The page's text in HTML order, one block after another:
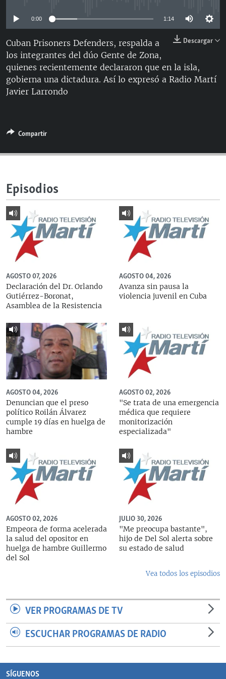
ESPECIALES
ESPECIALES
LA REALIDAD DE LA VIVIENDA EN CUBA
SER VIEJO EN CUBA
DESINFORMACIÓN RUSA EN AMÉRICA LATINA
LA INVASIÓN DE RUSIA A UCRANIA
MULTIMEDIA
EDITORIALES
SÍGUENOS
0:00 1:14
Descargar
Cuban Prisoners Defenders, respalda a
los integrantes del dúo Gente de Zona,
quienes recientemente declararon que en la isla,
gobierna una dictadura. Así lo expresó a Radio Martí
Javier Larrondo
Compartir
Episodios
AGOSTO 07, 2026
Declaración del Dr. Orlando
Gutiérrez-Boronat,
Asamblea de la Resistencia
AGOSTO 04, 2026
Avanza sin pausa la
violencia juvenil en Cuba
AGOSTO 04, 2026
Denuncian que el preso
político Roilán Álvarez
cumple 19 días en huelga de
hambre
AGOSTO 02, 2026
"Se trata de una emergencia
médica que requiere
monitorización
especializada"
AGOSTO 02, 2026
Empeora de forma acelerada
la salud del opositor en
huelga de hambre Guillermo
del Sol
JULIO 30, 2026
"Me preocupa bastante",
hijo de Del Sol alerta sobre
su estado de salud
Vea todos los episodios
VER PROGRAMAS DE TV
ESCUCHAR PROGRAMAS DE RADIO
SÍGUENOS